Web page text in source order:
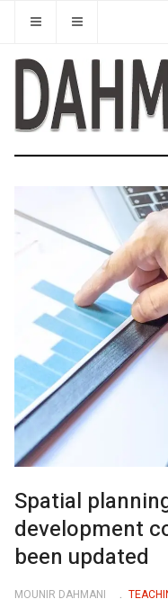
Spatial
development
been updated
MOUNIR DAHMANI